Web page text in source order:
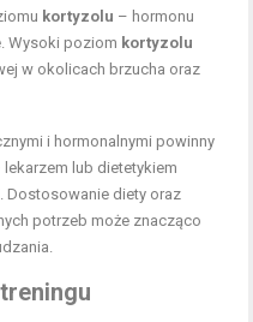
kortyzolu – hormonu
Wysoki poziom kortyzolu
w okolicach brzucha oraz
i hormonalnymi powinny
lub dietetykiem
Dostosowanie diety oraz
potrzeb może znacząco